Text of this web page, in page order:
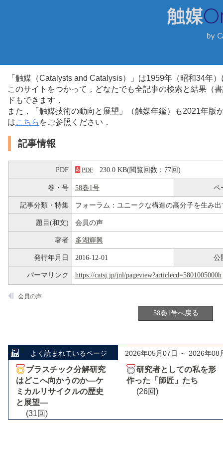
「触媒（Catalysts and Catalysis）」は1959年（昭和34年
このサイトをつかって，どなたでも全記事の検索と結果（
ドもできます．
また，「触媒技術の動向と展望」（触媒年鑑）も2021年
はこちら をご参照ください．
記事情報
PDF PDF 230.0 KB(閲覧回数：77回)
巻・号 58巻1号 ペ
記事分類・特集 フォーラム：ユニークな構造の高分子を生み
題目(和文) 会員の声
著者 多湖輝興
発行年月日 2016-12-01 公
パーマリンク https://catsj.jp/jnl/pageview?articlecd=5801005000h
会員の声
58巻1号へ戻る
よく読まれているページ 2026年05月07日 ～ 2026年08
プラスチック分解研究
はどこへ向かうのか―ケ
ミカルリサイクルの歴史
と展望―
(31回)
研究者としての私を形
作った「師匠」たち
(26回)